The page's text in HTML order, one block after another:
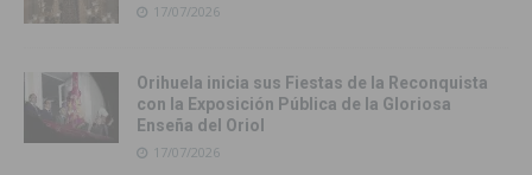
17/07/2026
Orihuela inicia sus Fiestas de la Reconquista
con la Exposición Pública de la Gloriosa
Enseña del Oriol
17/07/2026